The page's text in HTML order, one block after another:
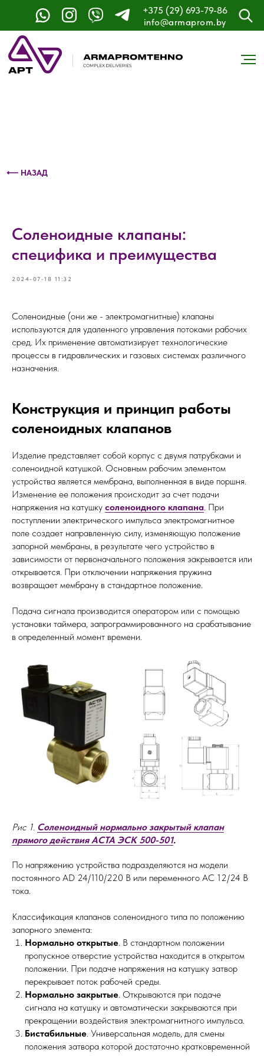
+375 (29) 693-79-86
info@armaprom.by
Контактный телефон: +375 (29) 693-79-86
⟵ НАЗАД
Соленоидные клапаны:
специфика и преимущества
2024-07-18 11:32
Соленоидные (они же - электромагнитные) клапаны
используются для удаленного управления потоками рабочих
сред. Их применение автоматизирует технологические
процессы в гидравлических и газовых системах различного
назначения.
Конструкция и принцип работы
соленоидных клапанов
Изделие представляет собой корпус с двумя патрубками и
соленоидной катушкой. Основным рабочим элементом
устройства является мембрана, выполненная в виде поршня.
Изменение ее положения происходит за счет подачи
напряжения на катушку соленоидного клапана. При
поступлении электрического импульса электромагнитное
поле создает направленную силу, изменяющую положение
запорной мембраны, в результате чего устройство в
зависимости от первоначального положения закрывается или
открывается. При отключении напряжения пружина
возвращает мембрану в стандартное положение.
Подача сигнала производится оператором или с помощью
установки таймера, запрограммированного на срабатывание
в определенный момент времени.
Рис 1. Соленоидный нормально закрытый клапан
прямого действия АСТА ЭСК 500-501.
По напряжению устройства подразделяются на модели
постоянного AD 24/110/220 В или переменного AC 12/24 В
тока.
Классификация клапанов соленоидного типа по положению
запорного элемента:
Нормально открытые. В стандартном положении
пропускное отверстие устройства находится в открытом
положении. При подаче напряжения на катушку затвор
перекрывает поток рабочей среды.
Нормально закрытые. Открываются при подаче
сигнала на катушку и автоматически закрываются при
прекращении воздействия электромагнитного импульса.
Бистабильные. Универсальная модель, для смены
положения затвора которой достаточно кратковременной